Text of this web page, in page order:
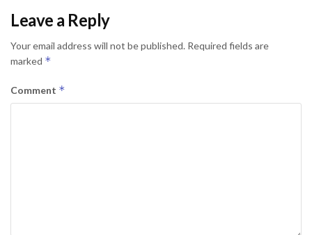
Leave a Reply
Your email address will not be published. Required fields are
marked *
Comment *